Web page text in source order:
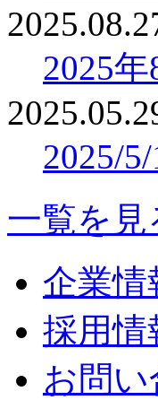
2025
2025/
一覧を見
企業情
採用情
お問